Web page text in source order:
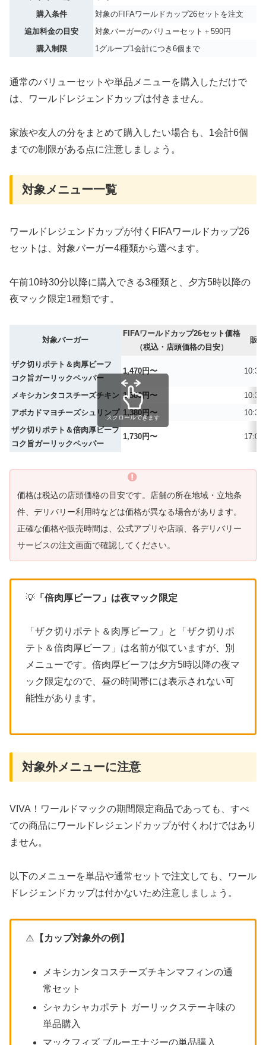
購入条件
対象のFIFAワールドカップ26セットを注文
追加料金の目安
対象バーガーのバリューセット＋590円
購入制限
1グループ1会計につき6個まで
通常のバリューセットや単品メニューを購入しただけで
は、ワールドレジェンドカップは付きません。
家族や友人の分をまとめて購入したい場合も、1会計6個
までの制限がある点に注意しましょう。
対象メニュー一覧
ワールドレジェンドカップが付くFIFAワールドカップ26
セットは、対象バーガー4種類から選べます。
午前10時30分以降に購入できる3種類と、夕方5時以降の
夜マック限定1種類です。
対象バーガー
FIFAワールドカップ26セット価格
（税込・店頭価格の目安）
販
ザク切りポテト＆肉厚ビーフ
コク旨ガーリックペッパー
1,470円〜 10:30
メキシカンタコスチーズチキン 1,380円〜
10:30
アボカドマヨチーズシュリンプ 1,380円〜
10:30
ザク切りポテト＆倍肉厚ビーフ
コク旨ガーリックペッパー
1,730円〜 17:00
スクロールできます
価格は税込の店頭価格の目安です。店舗の所在地域・立地条
件、デリバリー利用時などは価格が異なる場合があります。
正確な価格や販売時間は、公式アプリや店頭、各デリバリー
サービスの注文画面で確認してください。
💡 「倍肉厚ビーフ」は夜マック限定
「ザク切りポテト＆肉厚ビーフ」と「ザク切りポ
テト＆倍肉厚ビーフ」は名前が似ていますが、別
メニューです。倍肉厚ビーフは夕方5時以降の夜マ
ック限定なので、昼の時間帯には表示されない可
能性があります。
対象外メニューに注意
VIVA！ワールドマックの期間限定商品であっても、すべ
ての商品にワールドレジェンドカップが付くわけではあり
ません。
以下のメニューを単品や通常セットで注文しても、ワール
ドレジェンドカップは付かないため注意しましょう。
⚠️ 【カップ対象外の例】
メキシカンタコスチーズチキンマフィンの通
常セット
シャカシャカポテト ガーリックステーキ味の
単品購入
マックフィズ ブルーエナジーの単品購入